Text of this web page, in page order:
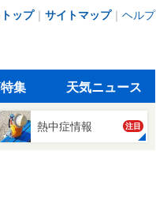
ップ｜ サイトマップ｜ ヘルプ
集 天気ニュース
熱中症情報 注目